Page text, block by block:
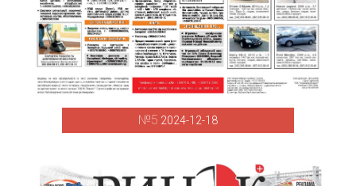
№5 2024-12-18